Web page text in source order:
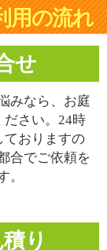
用の流れ
せ
みなら、お庭
ださい。24時
ておりますの
合でご依頼を
。
り